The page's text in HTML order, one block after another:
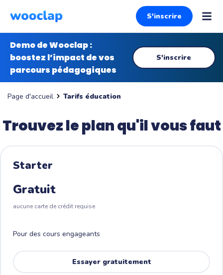
S'inscrire
Demo de Wooclap :
boostez l’impact de vos
parcours pédagogiques
S'inscrire
Page d'accueil Tarifs éducation
Trouvez le plan qu'il vous faut
Starter
Gratuit
aucune carte de crédit requise
Pour des cours engageants
Essayer gratuitement